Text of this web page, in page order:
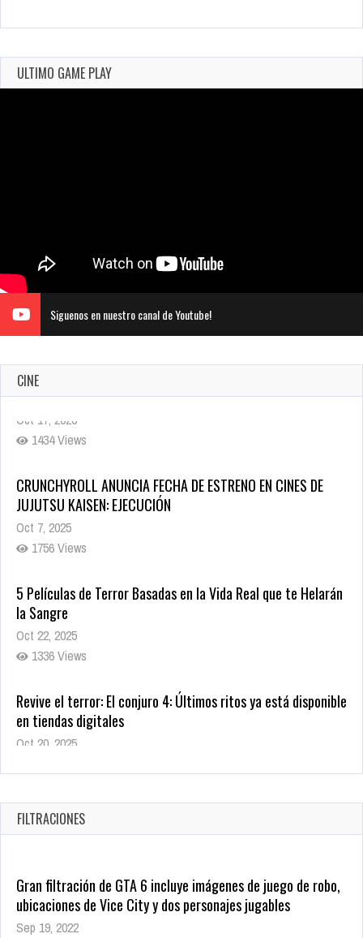
ULTIMO GAME PLAY
Siguenos en nuestro canal de Youtube!
CINE
CRUNCHYROLL ANUNCIA FECHA DE ESTRENO EN CINES DE
Oct 7, 2025
1756 Views
5 Películas de Terror Basadas en la Vida Real que te Helarán
Oct 22, 2025
1336 Views
Revive el terror: El conjuro 4: Últimos ritos ya está disponible
Oct 20, 2025
1378 Views
Warner Bros. lleva a las tiendas digitales su racha de
Oct 17, 2025
1434 Views
FILTRACIONES
Gran filtración de GTA 6 incluye imágenes de juego de robo,
ubicaciones de Vice City y dos personajes jugables
Sep 19, 2022